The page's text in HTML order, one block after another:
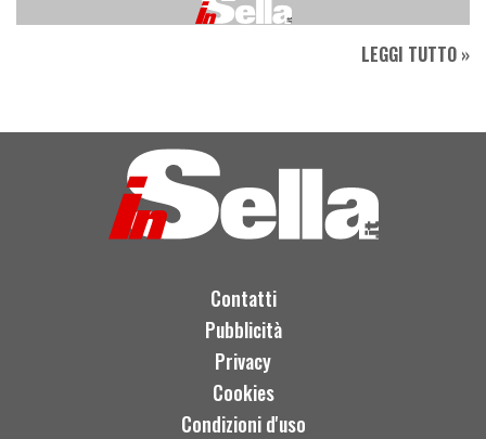
LEGGI TUTTO »
Contatti
Pubblicità
Privacy
Cookies
Condizioni d'uso